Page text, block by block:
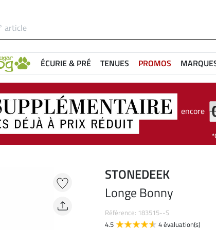
ÉCURIE & PRÉ TENUES PROMOS
encore
STONEDEEK
Longe Bonny
Référence: 183515--S
4.5
4 évaluation(s)